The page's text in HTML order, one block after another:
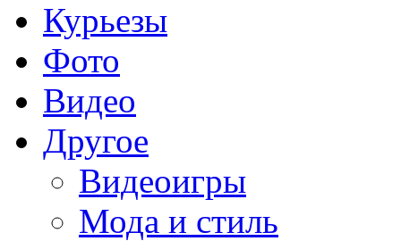
Курьезы
Фото
Видео
Другое
Видеоигры
Мода и стиль